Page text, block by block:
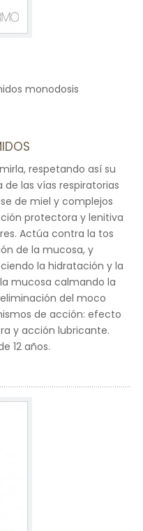
monodosis
respetando así su
las vías respiratorias
de miel y complejos
protectora y lenitiva
Actúa contra la tos
de la mucosa, y
la hidratación y la
mucosa calmando la
del moco
de acción: efecto
y acción lubricante.
12 años.